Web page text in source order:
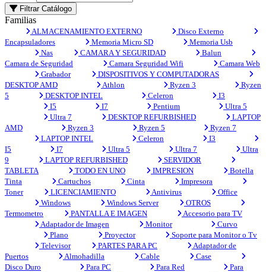
Filtrar Catálogo
Familias
ALMACENAMIENTO EXTERNO
Disco Externo
Encapsuladores
Memoria Micro SD
Memoria Usb
Nas
CAMARA Y SEGURIDAD
Balun
Camara de Seguridad
Camara Seguridad Wifi
Camara Web
Grabador
DISPOSITIVOS Y COMPUTADORAS
DESKTOP AMD
Athlon Ryzen 3
Ryzen
5
DESKTOP INTEL Celeron
I3
I5
I7 Pentium
Ultra 5
Ultra 7
DESKTOP REFURBISHED
LAPTOP
AMD
Ryzen 3 Ryzen 5
Ryzen 7
LAPTOP INTEL
Celeron
I3
I5
I7 Ultra 5 Ultra 7
Ultra
9
LAPTOP REFURBISHED
SERVIDOR
TABLETA
TODO EN UNO IMPRESION
Botella
Tinta
Cartuchos Cinta
Impresora
Toner
LICENCIAMIENTO Antivirus
Office
Windows
Windows Server
OTROS
Termometro
PANTALLA E IMAGEN
Accesorio para TV
Adaptador de Imagen
Monitor
Curvo
Plano
Proyector
Soporte para Monitor o Tv
Televisor
PARTES PARA PC
Adaptador de
Puertos
Almohadilla Cable
Case
Disco Duro
Para PC Para Red
Para